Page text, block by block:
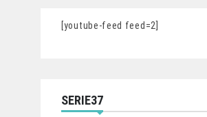
[youtube-feed feed=2]
SERIE37